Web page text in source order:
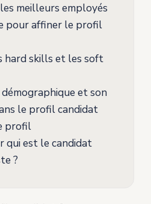
meilleurs employés
pour affiner le profil
hard skills et les soft
et son
le profil candidat
profil
qui est le candidat
?